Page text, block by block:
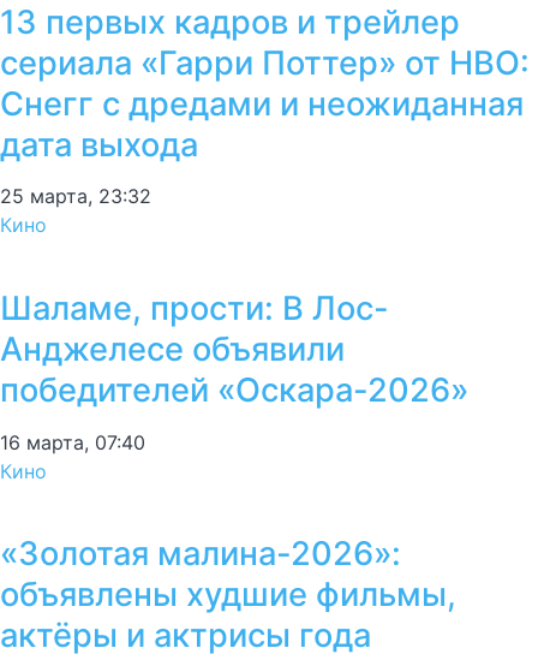
13 первых кадров и трейлер
сериала «Гарри Поттер» от HBO:
Снегг с дредами и неожиданная
дата выхода
25 марта, 23:32
Кино
Шаламе, прости: В Лос-
Анджелесе объявили
победителей «Оскара-2026»
16 марта, 07:40
Кино
«Золотая малина-2026»:
объявлены худшие фильмы,
актёры и актрисы года